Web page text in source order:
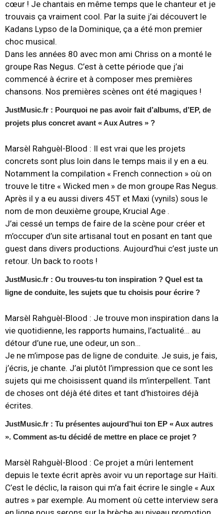
cœur ! Je chantais en même temps que le chanteur et je
trouvais ça vraiment cool. Par la suite j’ai découvert le
Kadans Lypso de la Dominique, ça a été mon premier
choc musical.
Dans les années 80 avec mon ami Chriss on a monté le
groupe Ras Negus. C’est à cette période que j’ai
commencé à écrire et à composer mes premières
chansons. Nos premières scènes ont été magiques !
JustMusic.fr : Pourquoi ne pas avoir fait d’albums, d’EP, de
projets plus concret avant « Aux Autres » ?
Marsèl Rahguèl-Blood : Il est vrai que les projets
concrets sont plus loin dans le temps mais il y en a eu.
Notamment la compilation « French connection » où on
trouve le titre « Wicked men » de mon groupe Ras Negus.
Après il y a eu aussi divers 45T et Maxi (vynils) sous le
nom de mon deuxième groupe, Krucial Age .
J’ai cessé un temps de faire de la scène pour créer et
m’occuper d’un site artisanal tout en posant en tant que
guest dans divers productions. Aujourd’hui c’est juste un
retour. Un back to roots !
JustMusic.fr : Ou trouves-tu ton inspiration ? Quel est ta
ligne de conduite, les sujets que tu choisis pour écrire ?
Marsèl Rahguèl-Blood : Je trouve mon inspiration dans la
vie quotidienne, les rapports humains, l’actualité… au
détour d’une rue, une odeur, un son…
Je ne m’impose pas de ligne de conduite. Je suis, je fais,
j’écris, je chante. J’ai plutôt l’impression que ce sont les
sujets qui me choisissent quand ils m’interpellent. Tant
de choses ont déjà été dites et tant d’histoires déjà
écrites.
JustMusic.fr : Tu présentes aujourd’hui ton EP « Aux autres
». Comment as-tu décidé de mettre en place ce projet ?
Marsèl Rahguèl-Blood : Ce projet a mûri lentement
depuis le texte écrit après avoir vu un reportage sur Haïti.
C’est le déclic, la raison qui m’a fait écrire le single « Aux
autres » par exemple. Au moment où cette interview sera